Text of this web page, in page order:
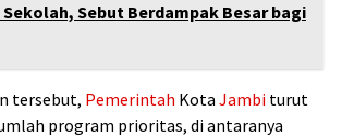
Sebut Berdampak Besar bagi
tersebut, Pemerintah Kota Jambi turut
program prioritas, di antaranya